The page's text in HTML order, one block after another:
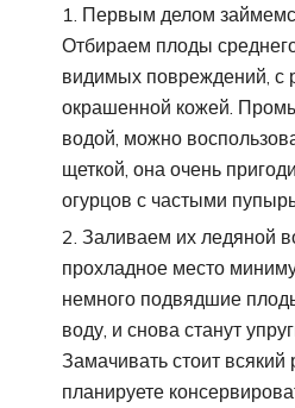
Первым делом
Отбираем плоды
видимых повреждений, с
окрашенной кожей.
водой, можно
щеткой, она очень
огурцов с частыми
Заливаем их ледяной
прохладное место
немного подвядшие
воду, и снова станут
Замачивать стоит всякий
планируете